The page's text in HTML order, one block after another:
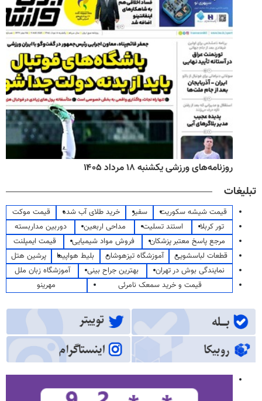
روزنامه‌های ورزشی یکشنبه ۱۸ مرداد ۱۴۰۵
تبلیغات
قیمت شیشه سکوریت سفیر خرید طلای آب شده
قیمت موکت
تور کربلا
استند تسلیت مداحی اربعین
دوربین مداربسته
مرجع پاسخ معتبر پزشکان
فروش مواد شیمیایی
قیمت ایمپلنت
قطعات لباسشویی
آموزشگاه تیزهوشان بلیط هواپیما
پرشین هتل
نمایندگی بوش در تهران
بهترین جراح بینی
آموزشگاه زبان ملل
قیمت و خرید سمعک نامرئی
مهرینو